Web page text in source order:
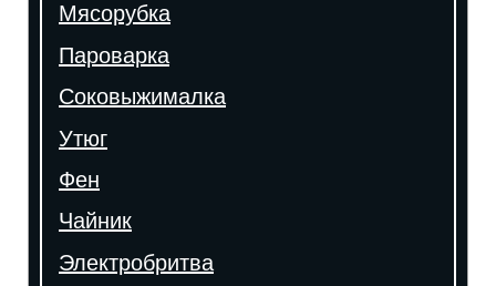
Мясорубка
Пароварка
Соковыжималка
Утюг
Фен
Чайник
Электробритва